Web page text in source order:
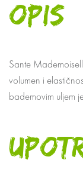
OPIS
Sante
volumen i
bademovim uljem